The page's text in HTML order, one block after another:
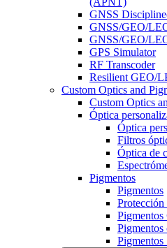
GNSS
GNSS/GEO/
GNSS/GEO/
GPS Simulator
RF Transcoder
Resilient GEO/
Custom Optics and
Custom Optics
Óptica
Óptica
Filtros
Óptica de
Pigmentos
Pigmentos
Protección
Pigmentos
Pigmentos